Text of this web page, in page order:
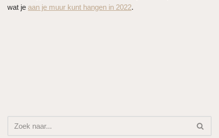
wat je aan je muur kunt hangen in 2022.